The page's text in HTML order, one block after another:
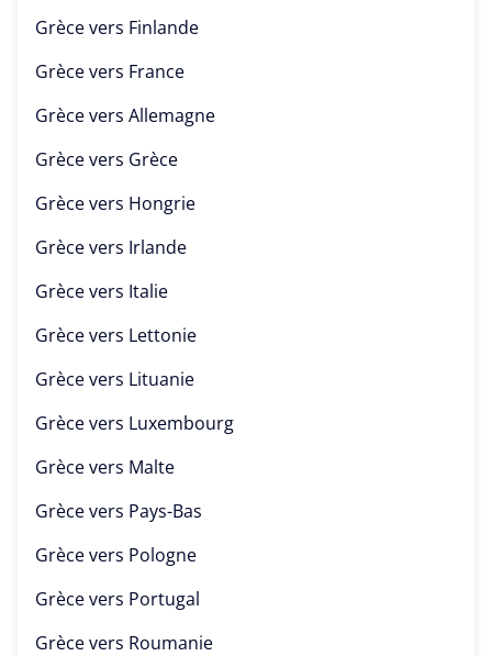
Grèce vers Finlande
Grèce vers France
Grèce vers Allemagne
Grèce vers Grèce
Grèce vers Hongrie
Grèce vers Irlande
Grèce vers Italie
Grèce vers Lettonie
Grèce vers Lituanie
Grèce vers Luxembourg
Grèce vers Malte
Grèce vers Pays-Bas
Grèce vers Pologne
Grèce vers Portugal
Grèce vers Roumanie